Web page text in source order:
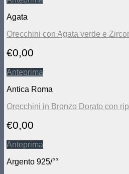
Agata
Orecchini con Agata verde e
€0,00
Anteprima
Antica Roma
Orecchini in Bronzo Dorato con
€0,00
Anteprima
Argento 925/°°